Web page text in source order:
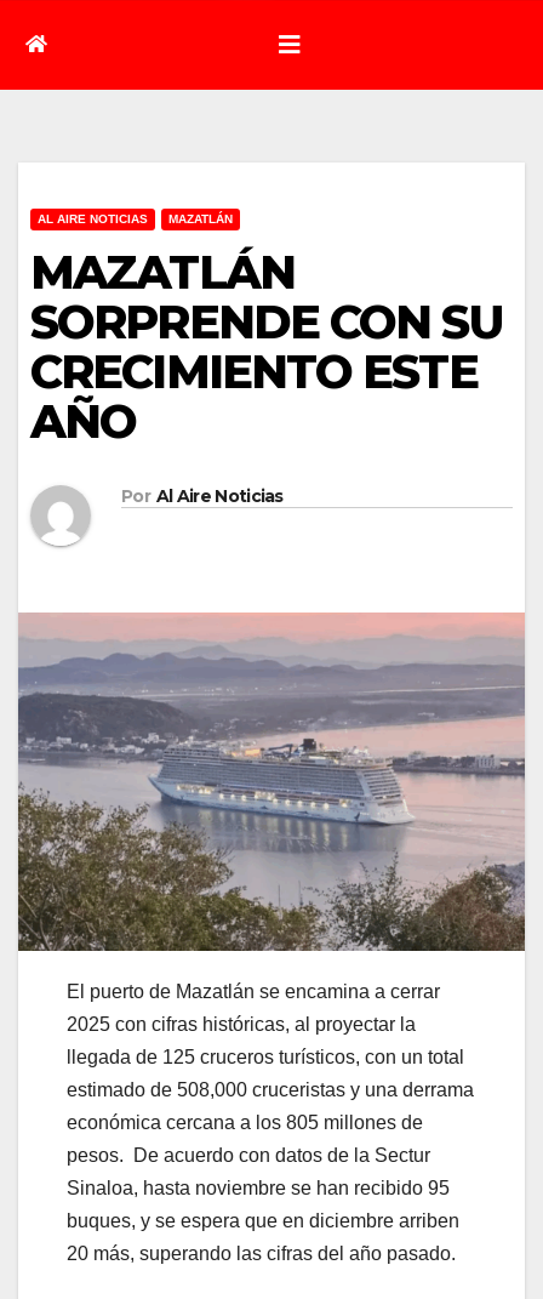
AL AIRE NOTICIAS MAZATLÁN
MAZATLÁN
SORPRENDE CON SU
CRECIMIENTO ESTE
AÑO
Por Al Aire Noticias
El puerto de Mazatlán se encamina a cerrar
2025 con cifras históricas, al proyectar la
llegada de 125 cruceros turísticos, con un total
estimado de 508,000 cruceristas y una derrama
económica cercana a los 805 millones de
pesos. De acuerdo con datos de la Sectur
Sinaloa, hasta noviembre se han recibido 95
buques, y se espera que en diciembre arriben
20 más, superando las cifras del año pasado.